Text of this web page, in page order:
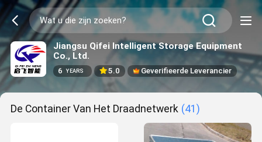
Jiangsu Qifei Intelligent Storage Equipment
Co., Ltd.
6 YEARS 5.0 Geverifieerde Leverancier
De Container Van Het Draadnetwerk (41)